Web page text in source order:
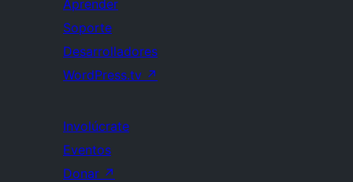
Aprender
Soporte
Desarrolladores
WordPress.tv ↗
Involúcrate
Eventos
Donar ↗